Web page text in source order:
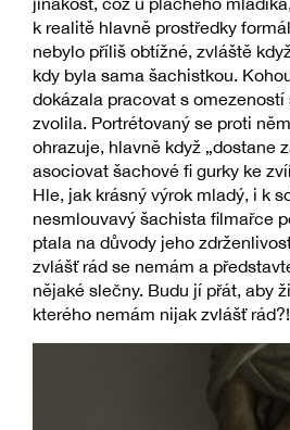
k realitě hlavně prostředky
nebylo příliš obtížné, zvláště
kdy byla sama šachistkou.
dokázala pracovat s
zvolila. Portrétovaný se proti
ohrazuje, hlavně když „dostane
asociovat šachové fi gurky ke
Hle, jak krásný výrok mladý, i k
nesmlouvavý šachista filmařce
ptala na důvody jeho
zvlášť rád se nemám a
nějaké slečny. Budu jí přát, aby
kterého nemám nijak zvlášť